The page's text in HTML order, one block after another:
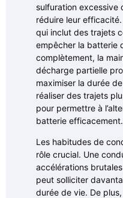
sulfuration excessive
réduire leur
qui inclut des trajets
empêcher la batterie
complètement, la
décharge partielle
maximiser la durée
réaliser des trajets
pour permettre à
batterie efficacement.
Les habitudes de
rôle crucial. Une
accélérations
peut solliciter
durée de vie. De